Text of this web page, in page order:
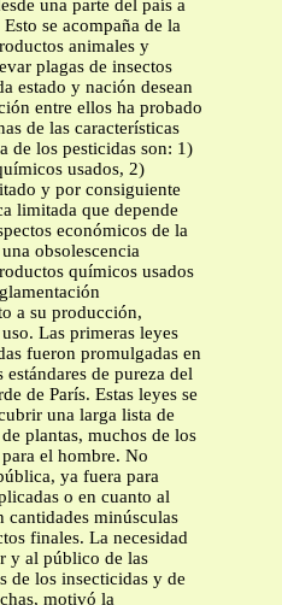
una parte del país a
se acompaña de la
animales y
plagas de insectos
estado y nación desean
entre ellos ha probado
de las características
de los pesticidas son: 1)
usados, 2)
y por consiguiente
limitada que depende
económicos de la
obsolescencia
químicos usados
a su producción,
Las primeras leyes
fueron promulgadas en
estándares de pureza del
de París. Estas leyes se
una larga lista de
plantas, muchos de los
el hombre. No
ya fuera para
o en cuanto al
cantidades minúsculas
finales. La necesidad
y al público de las
de los insecticidas y de
motivó la